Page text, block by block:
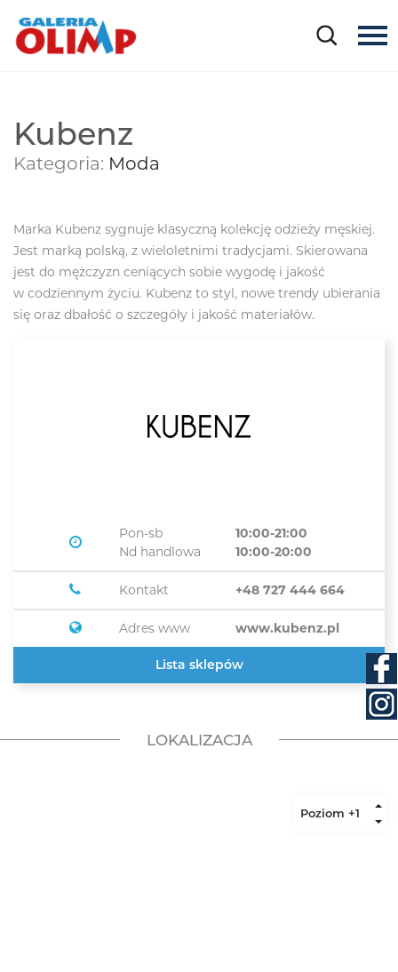
Kubenz
Kategoria: Moda
Marka Kubenz sygnuje klasyczną kolekcję odzieży męskiej.
Jest marką polską, z wieloletnimi tradycjami. Skierowana
jest do mężczyzn ceniących sobie wygodę i jakość
w codziennym życiu. Kubenz to styl, nowe trendy ubierania
się oraz dbałość o szczegóły i jakość materiałów.
Pon-sb
10:00-21:00
Nd handlowa
10:00-20:00
Kontakt +48 727 444 664
Adres www www.kubenz.pl
Lista sklepów
LOKALIZACJA